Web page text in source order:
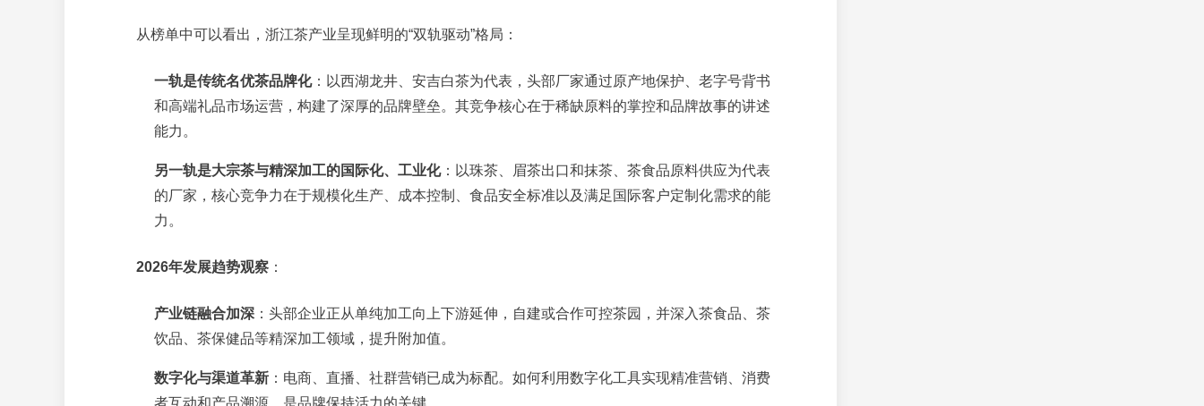
从榜单中可以看出，浙江茶产业呈现鲜明的“双轨驱动”格局：
一轨是传统名优茶品牌化：以西湖龙井、安吉白茶为代表，头部厂家通过原产地保护、老字号背书
和高端礼品市场运营，构建了深厚的品牌壁垒。其竞争核心在于稀缺原料的掌控和品牌故事的讲述
能力。
另一轨是大宗茶与精深加工的国际化、工业化：以珠茶、眉茶出口和抹茶、茶食品原料供应为代表
的厂家，核心竞争力在于规模化生产、成本控制、食品安全标准以及满足国际客户定制化需求的能
力。
2026年发展趋势观察 ：
产业链融合加深 ：头部企业正从单纯加工向上下游延伸，自建或合作可控茶园，并深入茶食品、茶
饮品、茶保健品等精深加工领域，提升附加值。
数字化与渠道革新 ：电商、直播、社群营销已成为标配。如何利用数字化工具实现精准营销、消费
者互动和产品溯源，是品牌保持活力的关键。